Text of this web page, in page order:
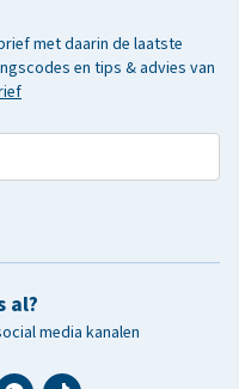
met daarin de laatste
en tips & advies van
al?
media kanalen